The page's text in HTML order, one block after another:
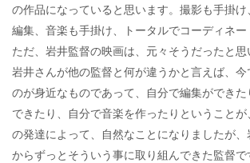
の作品になっていると思います。撮影も手掛け
編集、音楽も手掛け、トータルでコーディネー
ただ、岩井監督の映画は、元々そうだったと思
岩井さんが他の監督と何が違うかと言えば、今
のが身近なものであって、自分で編集ができ
できたり、自分で音楽を作ったりということ
の発達によって、自然なことになりましたが
からずっとそういう事に取り組んできた監督で